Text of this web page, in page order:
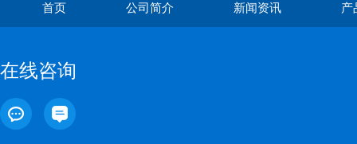
首页 公司简介 新闻资讯 产
在线咨询